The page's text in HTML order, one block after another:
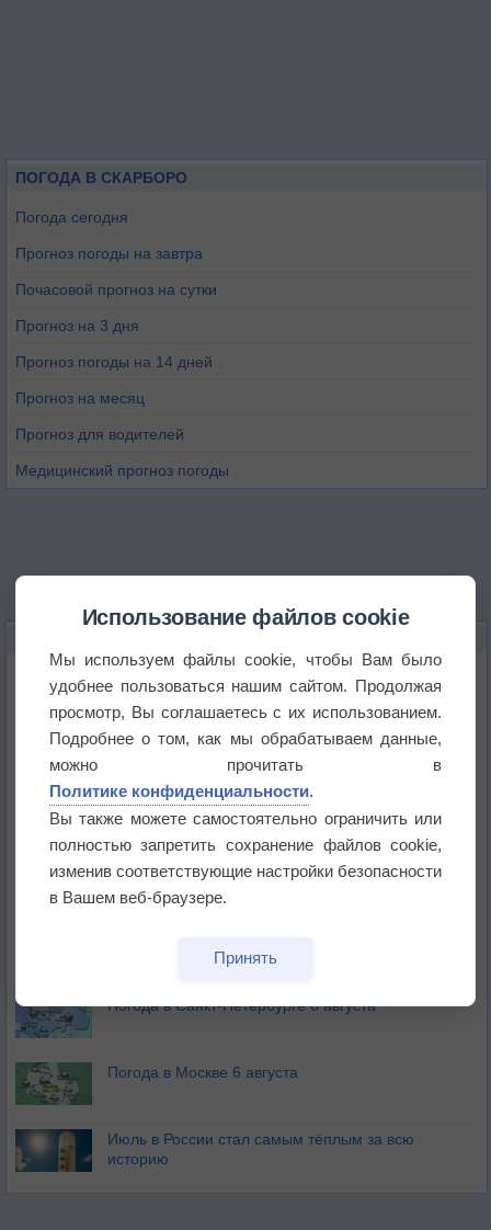
ПОГОДА В СКАРБОРО
Погода сегодня
Прогноз погоды на завтра
Почасовой прогноз на сутки
Прогноз на 3 дня
Прогноз погоды на 14 дней
Прогноз на месяц
Прогноз для водителей
Медицинский прогноз погоды
Атмосфера начала замерзать
В Приморье обнаружены морские волны тепла
Изменение климата повлияло на ареал обитания
бабочек
Погода в Екатеринбурге 6 августа
Погода в Санкт-Петербурге 6 августа
Погода в Москве 6 августа
Июль в России стал самым тёплым за всю
историю
Использование файлов cookie
Мы используем файлы cookie, чтобы Вам было
удобнее пользоваться нашим сайтом. Продолжая
просмотр, Вы соглашаетесь с их использованием.
Подробнее о том, как мы обрабатываем данные,
можно прочитать в
Политике конфиденциальности.
Вы также можете самостоятельно ограничить или
полностью запретить сохранение файлов cookie,
изменив соответствующие настройки безопасности
в Вашем веб-браузере.
Принять